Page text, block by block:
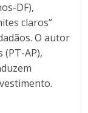
DF),
claros”
O autor
AP),